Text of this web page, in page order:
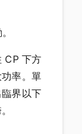
CP 下方
率。單
界以下